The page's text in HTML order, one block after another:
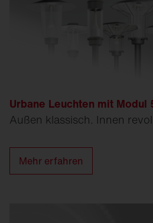
Urbane Leuchten mit Modul
Außen klassisch. Innen
Mehr erfahren